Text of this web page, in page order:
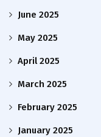
June 2025
May 2025
April 2025
March 2025
February 2025
January 2025